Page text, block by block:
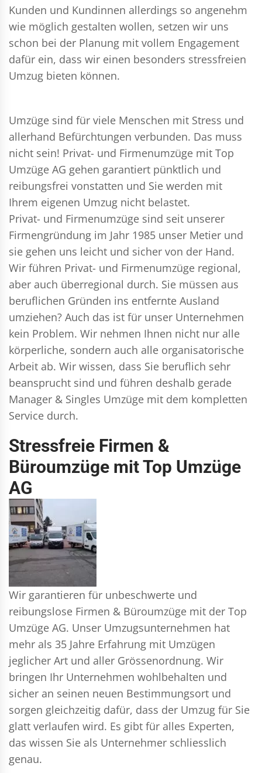
Kunden und Kundinnen allerdings so angenehm
wie möglich gestalten wollen, setzen wir uns
schon bei der Planung mit vollem Engagement
dafür ein, dass wir einen besonders stressfreien
Umzug bieten können.
Umzüge sind für viele Menschen mit Stress und
allerhand Befürchtungen verbunden. Das muss
nicht sein! Privat- und Firmenumzüge mit Top
Umzüge AG gehen garantiert pünktlich und
reibungsfrei vonstatten und Sie werden mit
Ihrem eigenen Umzug nicht belastet.
Privat- und Firmenumzüge sind seit unserer
Firmengründung im Jahr 1985 unser Metier und
sie gehen uns leicht und sicher von der Hand.
Wir führen Privat- und Firmenumzüge regional,
aber auch überregional durch. Sie müssen aus
beruflichen Gründen ins entfernte Ausland
umziehen? Auch das ist für unser Unternehmen
kein Problem. Wir nehmen Ihnen nicht nur alle
körperliche, sondern auch alle organisatorische
Arbeit ab. Wir wissen, dass Sie beruflich sehr
beansprucht sind und führen deshalb gerade
Manager & Singles Umzüge mit dem kompletten
Service durch.
Stressfreie Firmen &
Büroumzüge mit Top Umzüge
AG
Wir garantieren für unbeschwerte und
reibungslose Firmen & Büroumzüge mit der Top
Umzüge AG. Unser Umzugsunternehmen hat
mehr als 35 Jahre Erfahrung mit Umzügen
jeglicher Art und aller Grössenordnung. Wir
bringen Ihr Unternehmen wohlbehalten und
sicher an seinen neuen Bestimmungsort und
sorgen gleichzeitig dafür, dass der Umzug für Sie
glatt verlaufen wird. Es gibt für alles Experten,
das wissen Sie als Unternehmer schliesslich
genau.